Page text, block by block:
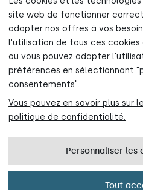
site web de fonctionner
adapter nos offres à vos
l'utilisation de tous ces
ou vous pouvez adapter
préférences en sélectionnant
consentements".
Vous pouvez en savoir plus sur
politique de confidentialité.
Personnaliser les
Tout
Abonne-toi
et profite de 5 % de réduction
Rejoindre maintenant